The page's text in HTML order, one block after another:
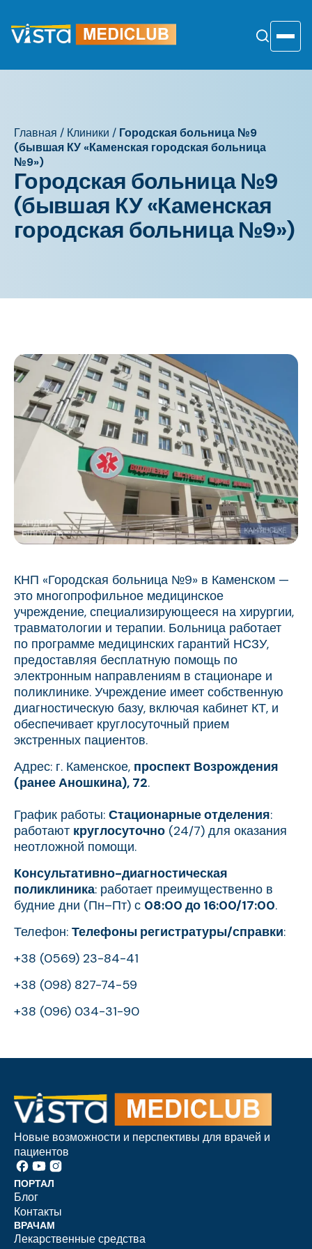
содержанию
Главная / Клиники / Городская больница №9
(бывшая КУ «Каменская городская больница
№9»)
Городская больница №9
(бывшая КУ «Каменская
городская больница №9»)
КНП «Городская больница №9» в Каменском —
это многопрофильное медицинское
учреждение, специализирующееся на хирургии,
травматологии и терапии. Больница работает
по программе медицинских гарантий НСЗУ,
предоставляя бесплатную помощь по
электронным направлениям в стационаре и
поликлинике. Учреждение имеет собственную
диагностическую базу, включая кабинет КТ, и
обеспечивает круглосуточный прием
экстренных пациентов.
Адрес: г. Каменское, проспект Возрождения
(ранее Аношкина), 72.
График работы: Стационарные отделения:
работают круглосуточно (24/7) для оказания
неотложной помощи.
Консультативно-диагностическая
поликлиника: работает преимущественно в
будние дни (Пн–Пт) с 08:00 до 16:00/17:00.
Телефон: Телефоны регистратуры/справки:
+38 (0569) 23-84-41
+38 (098) 827-74-59
+38 (096) 034-31-90
Новые возможности и перспективы для врачей и
пациентов
ПОРТАЛ
Блог
Контакты
ВРАЧАМ
Лекарственные средства